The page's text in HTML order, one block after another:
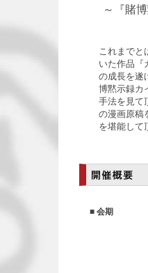
～『賭
これまでと
いた作品『
の成長を遂
博黙示録カ
手法を見て
の漫画原稿
を堪能して
■ 会期